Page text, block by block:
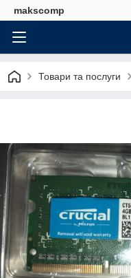
makscomp
Товари та послуги